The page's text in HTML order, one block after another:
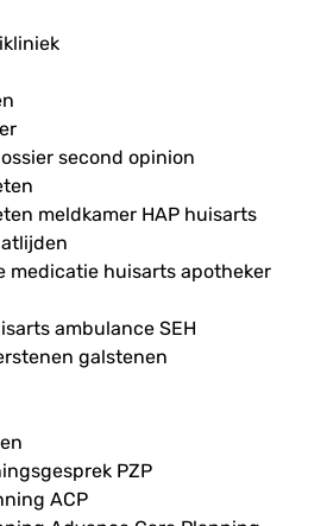
second opinion
meldkamer HAP huisarts
medicatie huisarts apotheker
ambulance SEH
galstenen
PZP
ACP